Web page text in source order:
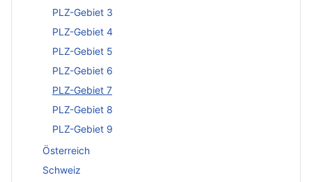
PLZ-Gebiet 3
PLZ-Gebiet 4
PLZ-Gebiet 5
PLZ-Gebiet 6
PLZ-Gebiet 7
PLZ-Gebiet 8
PLZ-Gebiet 9
Österreich
Schweiz